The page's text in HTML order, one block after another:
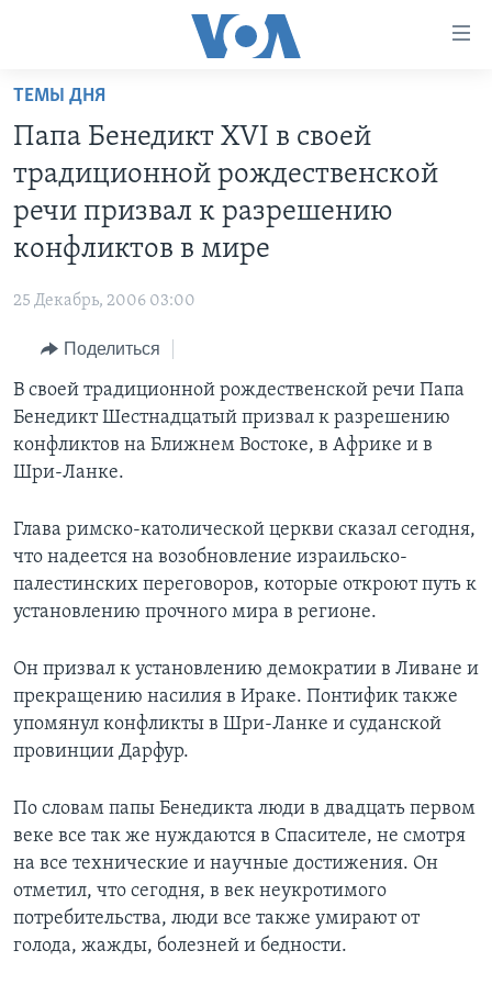
Перейти
основной
контент
Перейти
основной
Перейти
поиск
НОВОСТИ ЗА МИНУТУ
ПОЧЕМУ ЭТО ВАЖНО?
ДИСКУССИЯ VOA
ДЕТАЛИ
НЬЮ-ЙОРК NEW YORK
АМЕРИКА. БОЛЬШОЕ ПУТЕШЕСТВИЕ
ПРОЕКТЫ
УЧИМ АНГЛИЙСКИЙ
А КАК В АМЕРИКЕ?
АРТЕФАКТЫ
АМЕРИКАНСКИЕ ГОРОДКИ
ТЕСТЫ
ЭКСПЕРТИЗА
ФАКТЫ ПРОТИВ ФЕЙКОВ
ЗА СВОБОДУ ПРЕССЫ
УЧИМ АНГЛИЙСКИЙ
ВИДЕО
ПОДПИСКА НА НОВОСТИ
Learning English
СОЦИАЛЬНЫЕ СЕТИ
Языки
ТЕМЫ ДНЯ
Папа Бенедикт XVI в своей
традиционной рождественской
речи призвал к разрешению
конфликтов в мире
25 Декабрь, 2006 03:00
Поделиться
В своей традиционной рождественской речи Папа
Бенедикт Шестнадцатый призвал к разрешению
конфликтов на Ближнем Востоке, в Африке и в
Шри-Ланке.
Глава римско-католической церкви сказал сегодня,
что надеется на возобновление израильско-
палестинских переговоров, которые откроют путь к
установлению прочного мира в регионе.
Он призвал к установлению демократии в Ливане и
прекращению насилия в Ираке. Понтифик также
упомянул конфликты в Шри-Ланке и суданской
провинции Дарфур.
По словам папы Бенедикта люди в двадцать первом
веке все так же нуждаются в Спасителе, не смотря
на все технические и научные достижения. Он
отметил, что сегодня, в век неукротимого
потребительства, люди все также умирают от
голода, жажды, болезней и бедности.